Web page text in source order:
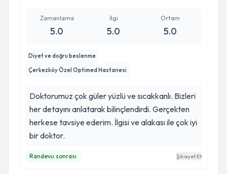
Zamanlama
5.0
İlgi
5.0
Ortam
5.0
Diyet ve doğru beslenme
Çerkezköy Özel Optimed Hastanesi
Doktorumuz çok güler yüzlü ve sıcakkanlı. Bizleri
her detayını anlatarak bilinçlendirdi. Gerçekten
herkese tavsiye ederim. İlgisi ve alakası ile çok iyi
bir doktor.
Randevu sonrası Şikayet Et